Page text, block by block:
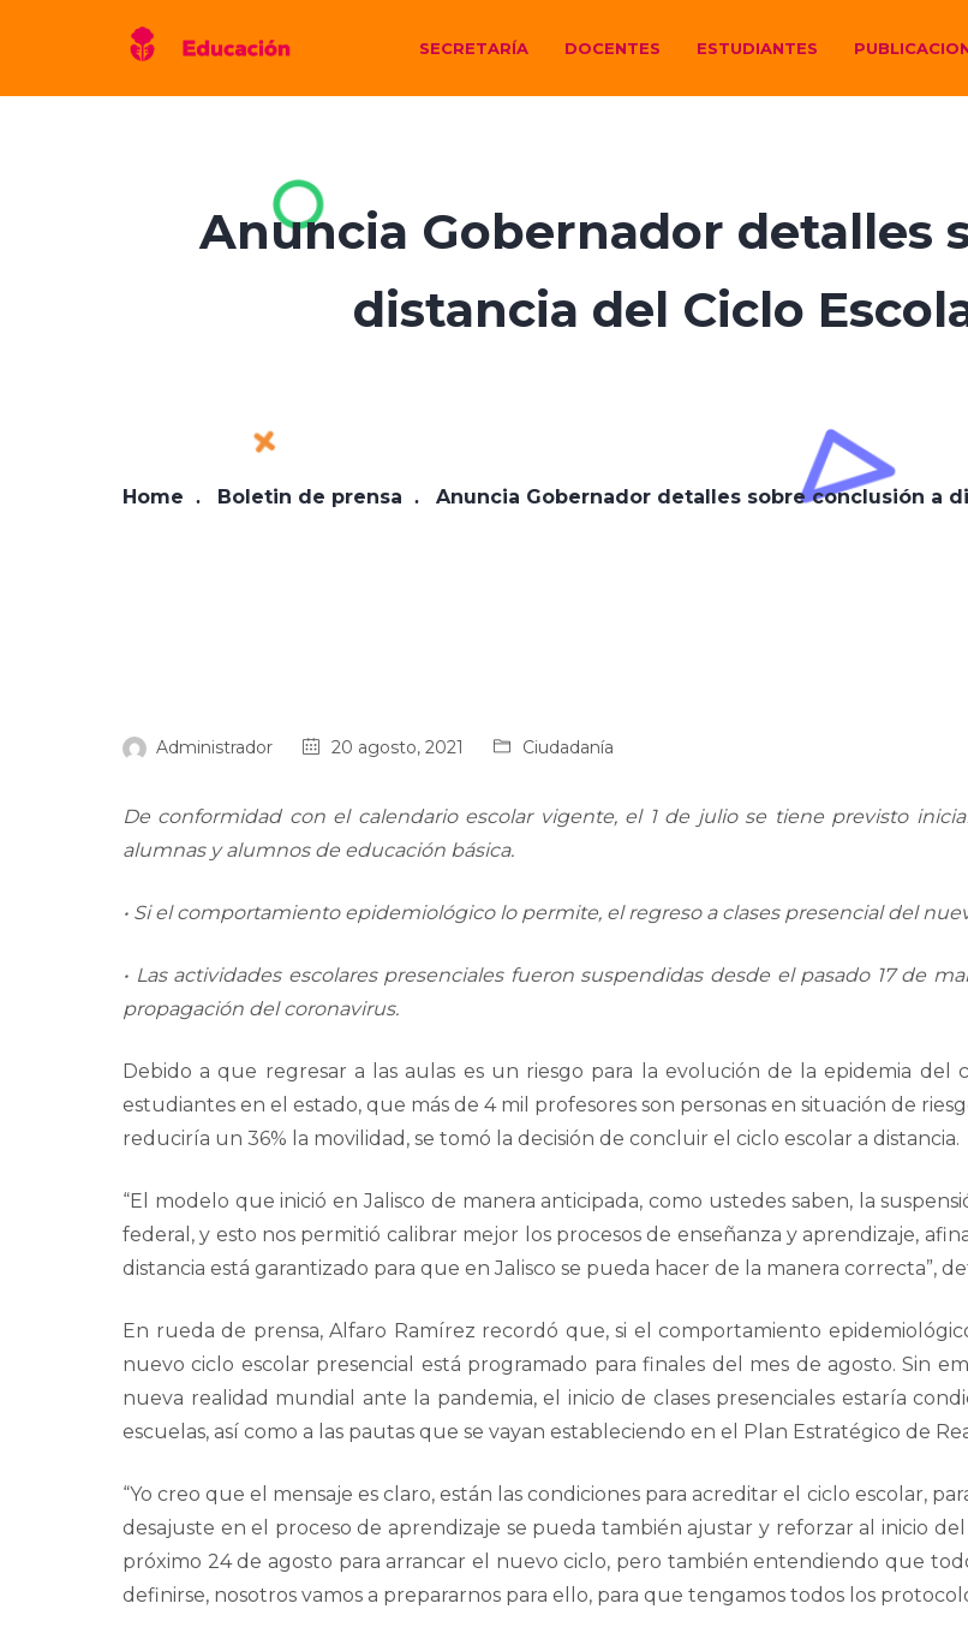
SECRETARÍA DOCENTES ESTUDIANTES
Anuncia Gobernador detalles
distancia del Ciclo
Home Boletin de prensa Anuncia Gobernador detalles sobre conclusión a
Administrador 20 agosto, 2021 Ciudadanía
De conformidad con el calendario escolar vigente, el 1 de julio se tiene previsto
alumnas y alumnos de educación básica.
• Si el comportamiento epidemiológico lo permite, el regreso a clases presencial del
• Las actividades escolares presenciales fueron suspendidas desde el pasado 17 de
propagación del coronavirus.
Debido a que regresar a las aulas es un riesgo para la evolución de la epidemia del
estudiantes en el estado, que más de 4 mil profesores son personas en situación de
reduciría un 36% la movilidad, se tomó la decisión de concluir el ciclo escolar a distancia.
“El modelo que inició en Jalisco de manera anticipada, como ustedes saben, la
federal, y esto nos permitió calibrar mejor los procesos de enseñanza y aprendizaje,
distancia está garantizado para que en Jalisco se pueda hacer de la manera correcta”,
En rueda de prensa, Alfaro Ramírez recordó que, si el comportamiento
nuevo ciclo escolar presencial está programado para finales del mes de agosto. Sin
nueva realidad mundial ante la pandemia, el inicio de clases presenciales estaría
escuelas, así como a las pautas que se vayan estableciendo en el Plan Estratégico de
“Yo creo que el mensaje es claro, están las condiciones para acreditar el ciclo escolar,
desajuste en el proceso de aprendizaje se pueda también ajustar y reforzar al inicio
próximo 24 de agosto para arrancar el nuevo ciclo, pero también entendiendo que
definirse, nosotros vamos a prepararnos para ello, para que tengamos todos los